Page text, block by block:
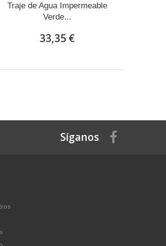
Traje de Agua Impermeable
Verde...
33,35 €
Síganos